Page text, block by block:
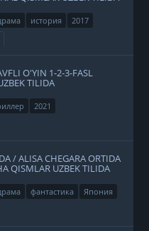
история 2017
нравится
O'YIN 1-2-3-FASL
TILIDA
2021
нравится
/ ALISA CHEGARA ORTIDA
QISMLAR UZBEK TILIDA
фантастика
Япония
нравится